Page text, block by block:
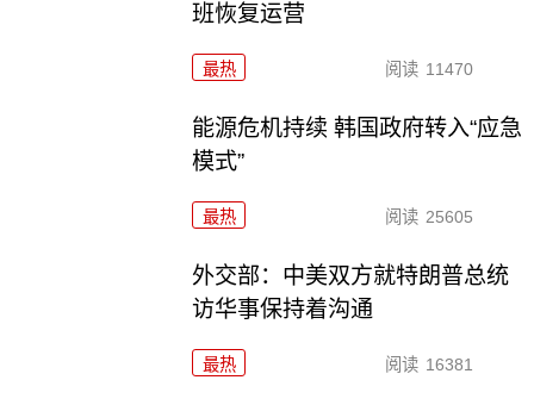
班恢复运营
最热 阅读 11470
能源危机持续 韩国政府转入“应急
模式”
最热 阅读 25605
外交部：中美双方就特朗普总统
访华事保持着沟通
最热 阅读 16381